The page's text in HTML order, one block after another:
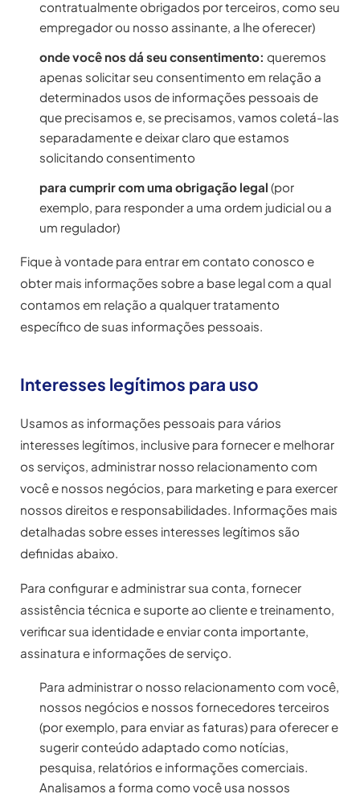
contratualmente obrigados por terceiros, como seu
empregador ou nosso assinante, a lhe oferecer)
onde você nos dá seu consentimento: queremos
apenas solicitar seu consentimento em relação a
determinados usos de informações pessoais de
que precisamos e, se precisamos, vamos coletá-las
separadamente e deixar claro que estamos
solicitando consentimento
para cumprir com uma obrigação legal (por
exemplo, para responder a uma ordem judicial ou a
um regulador)
Fique à vontade para entrar em contato conosco e
obter mais informações sobre a base legal com a qual
contamos em relação a qualquer tratamento
específico de suas informações pessoais.
Interesses legítimos para uso
Usamos as informações pessoais para vários
interesses legítimos, inclusive para fornecer e melhorar
os serviços, administrar nosso relacionamento com
você e nossos negócios, para marketing e para exercer
nossos direitos e responsabilidades. Informações mais
detalhadas sobre esses interesses legítimos são
definidas abaixo.
Para configurar e administrar sua conta, fornecer
assistência técnica e suporte ao cliente e treinamento,
verificar sua identidade e enviar conta importante,
assinatura e informações de serviço.
Para administrar o nosso relacionamento com você,
nossos negócios e nossos fornecedores terceiros
(por exemplo, para enviar as faturas) para oferecer e
sugerir conteúdo adaptado como notícias,
pesquisa, relatórios e informações comerciais.
Analisamos a forma como você usa nossos